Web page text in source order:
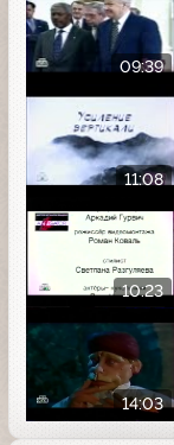
09:39
11:08
10:23
14:03